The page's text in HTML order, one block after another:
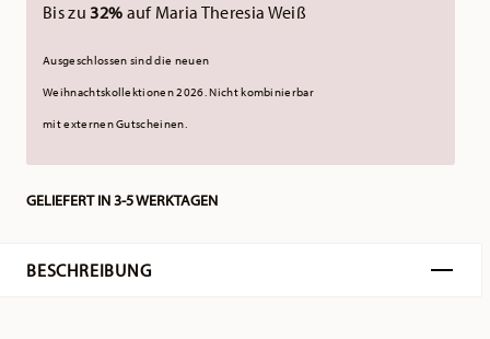
Bis zu32% auf Maria Theresia Weiß
Ausgeschlossen sind die neuen
Weihnachtskollektionen 2026.Nicht kombinierbar
mit externen Gutscheinen.
GELIEFERT IN 3-5 WERKTAGEN
BESCHREIBUNG